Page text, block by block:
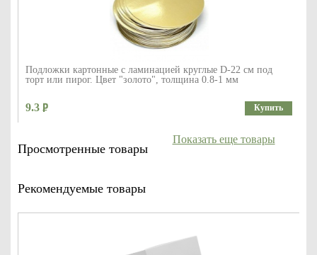
Подложки картонные с ламинацией круглые D-22 см под
торт или пирог. Цвет "золото", толщина 0.8-1 мм
9.3 Купить
Просмотренные товары
Рекомендуемые товары
Показать еще товары